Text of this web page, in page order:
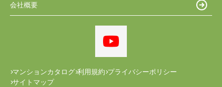
会社概要
マンションカタログ 利用規約 プライバシーポリシー
サイトマップ